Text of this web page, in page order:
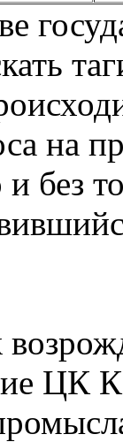
на
без
ЦК